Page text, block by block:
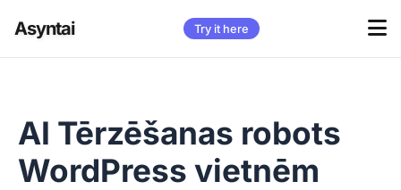
Asyntai Try it here
AI Tērzēšanas robots
WordPress vietnēm